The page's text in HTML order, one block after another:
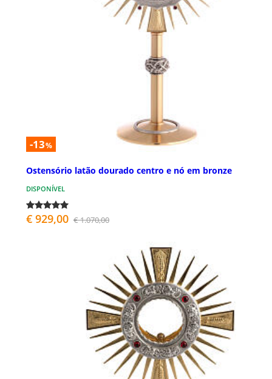
-13%
Ostensório latão dourado centro e nó em bronze
DISPONÍVEL
€ 929,00 € 1.070,00